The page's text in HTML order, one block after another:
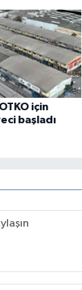
için
başladı